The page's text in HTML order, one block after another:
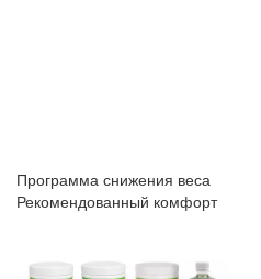
Программа снижения веса
Рекомендованный комфорт